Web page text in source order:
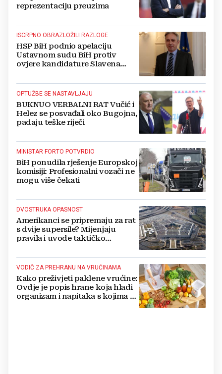
reprezentaciju preuzima
ISCRPNO OBRAZLOŽILI RAZLOGE
HSP BiH podnio apelaciju
Ustavnom sudu BiH protiv
ovjere kandidature Slavena
OPTUŽBE SE NASTAVLJAJU
BUKNUO VERBALNI RAT Vučić i
Helez se posvađali oko Bugojna,
padaju teške riječi
MINISTAR FORTO POTVRDIO
BiH ponudila rješenje Europskoj
komisiji: Profesionalni vozači ne
mogu više čekati
DVOSTRUKA OPASNOST
Amerikanci se pripremaju za rat
s dvije supersile? Mijenjaju
pravila i uvode taktičko
VODIČ ZA PREHRANU NA VRUĆINAMA
Kako preživjeti paklene vrućine:
Ovdje je popis hrane koja hladi
organizam i napitaka s kojima si